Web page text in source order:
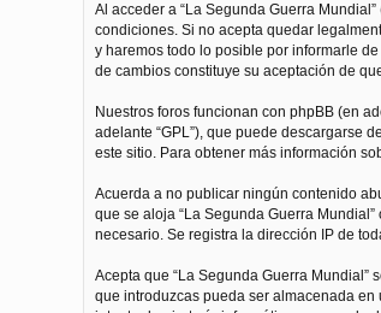
Al acceder a “La Segunda Guerra
condiciones. Si no acepta quedar
y haremos todo lo posible por informarle
de cambios constituye su aceptación de
Nuestros foros funcionan con phpBB (en
adelante “GPL”), que puede descargarse
este sitio. Para obtener más información
Acuerda a no publicar ningún contenido
que se aloja “La Segunda Guerra
necesario. Se registra la dirección IP de
Acepta que “La Segunda Guerra
que introduzcas pueda ser almacenada en